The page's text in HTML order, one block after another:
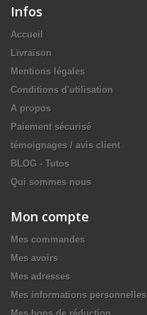
Infos
Accueil
Livraison
Mentions légales
Conditions d'utilisation
A propos
Paiement sécurisé
témoignages / avis client
BLOG - Tutos
Qui sommes nous
Mon compte
Mes commandes
Mes avoirs
Mes adresses
Mes informations personnelles